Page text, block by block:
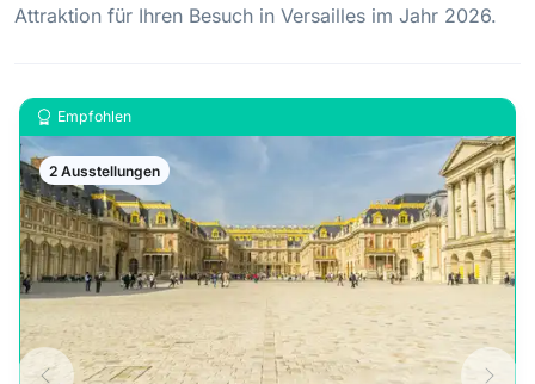
Attraktion für Ihren Besuch in Versailles im Jahr 2026.
Empfohlen
2 Ausstellungen